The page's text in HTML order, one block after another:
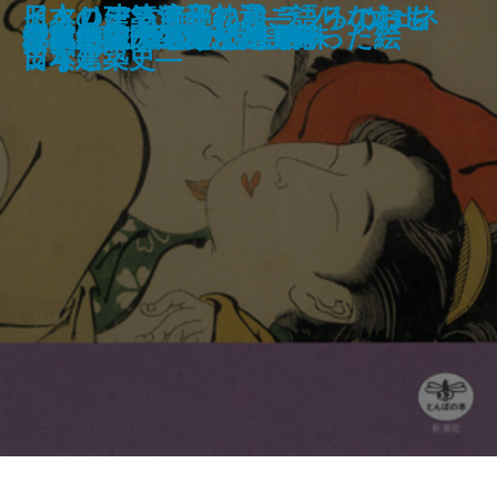
白洲正子のきもの
五重塔入門
京都洋館ウォッチング
フェルメール巡礼
イタリア古寺巡礼 フィレンツェ→
アッシジ
仏教入門 親鸞の「迷い」
仏教入門 法然の「ゆるし」
直島 瀬戸内アートの楽園
宮澤賢治―雨ニモマケズという祈
り―
ヴァチカン物語
浮世絵入門 恋する春画
日本の建築遺産12選―語りなおし
日本建築史―
ド・ローラ節子の和ごころのおも
てなし
食べる旅 韓国むかしの味
林芙美子 女のひとり旅
「戦争」が生んだ絵、奪った絵
三島由紀夫の愛した美術
イタリア古寺巡礼 ミラノ→ヴェネ
ツィア
ジャパニーズウイスキー
作家と猫のものがたり